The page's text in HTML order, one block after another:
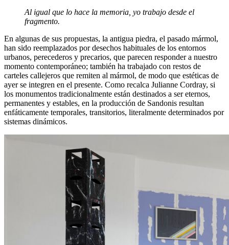
Al igual que lo hace la memoria, yo trabajo desde el
fragmento.
En algunas de sus propuestas, la antigua piedra, el pasado mármol,
han sido reemplazados por desechos habituales de los entornos
urbanos, perecederos y precarios, que parecen responder a nuestro
momento contemporáneo; también ha trabajado con restos de
carteles callejeros que remiten al mármol, de modo que estéticas de
ayer se integren en el presente. Como recalca Julianne Cordray, si
los monumentos tradicionalmente están destinados a ser eternos,
permanentes y estables, en la producción de Sandonis resultan
enfáticamente temporales, transitorios, literalmente determinados por
sistemas dinámicos.